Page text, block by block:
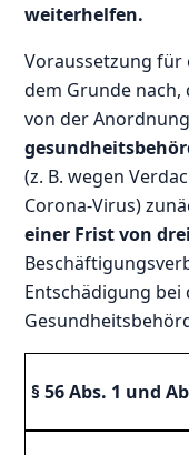
weiterhelfen.
Voraussetzung für
dem Grunde nach,
von der
(z. B. wegen
Corona-Virus)
einer Frist von
Entschädigung
§ 56 Abs. 1 und